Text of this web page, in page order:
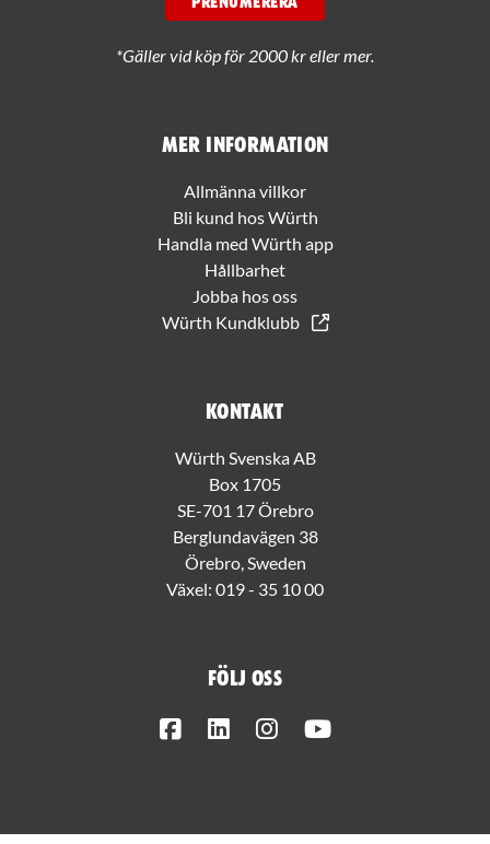
Mer information
Allmänna villkor
Bli kund hos Würth
Handla med Würth app
Hållbarhet
Jobba hos oss
Würth Kundklubb
Kontakt
Würth Svenska AB
Box 1705
SE-701 17 Örebro
Berglundavägen 38
Örebro, Sweden
Växel: 019 - 35 10 00
Följ oss
FacebookLinkedInInstagram
*Gäller vid köp för 2000 kr eller mer.